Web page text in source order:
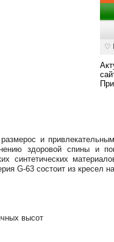
♡
и
здоровой спины и
синтетических
G-63 состоит из кресел
высот